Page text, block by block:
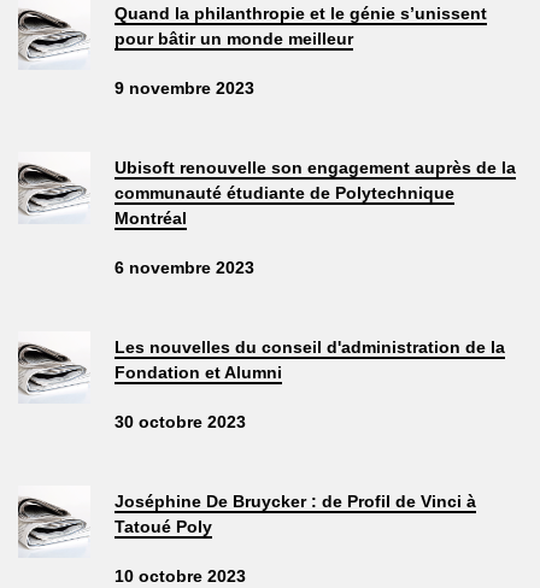
Quand la philanthropie et le génie s’unissent
pour bâtir un monde meilleur
9 novembre 2023
Ubisoft renouvelle son engagement auprès de la
communauté étudiante de Polytechnique
Montréal
6 novembre 2023
Les nouvelles du conseil d'administration de la
Fondation et Alumni
30 octobre 2023
Joséphine De Bruycker : de Profil de Vinci à
Tatoué Poly
10 octobre 2023